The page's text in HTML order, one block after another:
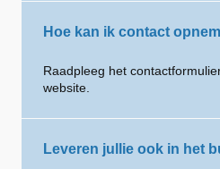
Hoe kan ik contact
Raadpleeg het
website.
Leveren jullie ook in het